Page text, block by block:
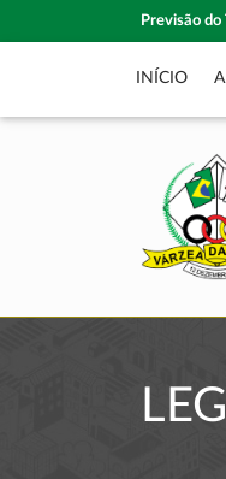
Previsão do
INÍCIO